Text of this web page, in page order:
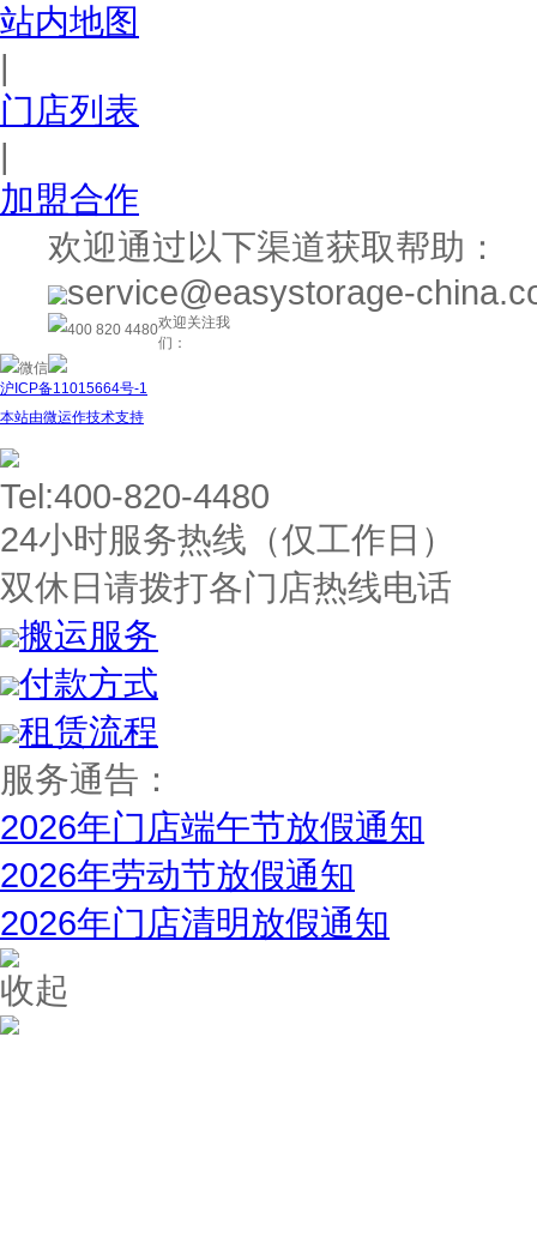
站内地图
|
门店列表
|
加盟合作
欢迎通过以下渠道获取帮助：
service@easystorage-
400 820 4480欢迎关注我
们：
微信
沪ICP备11015664号-1
本站由微运作技术支持
Tel:400-820-4480
24小时服务热线（仅工作日）
双休日请拨打各门店热线电话
搬运服务
付款方式
租赁流程
服务通告：
2026年门店端午节放假通知
2026年劳动节放假通知
2026年门店清明放假通知
收起